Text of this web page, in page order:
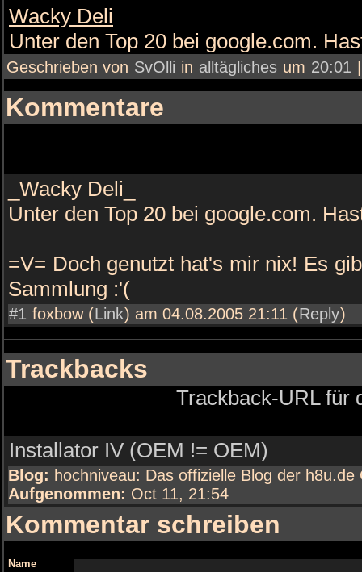
Wacky Deli
Unter den Top 20 bei google.com.
Geschrieben von SvOlli in alltägliches um 20:01
Kommentare
_Wacky Deli_
Unter den Top 20 bei google.com.
=V= Doch genutzt hat's mir nix! Es
Sammlung :'(
#1 foxbow (Link) am 04.08.2005 21:11 (Reply)
Trackbacks
Trackback-URL für
Installator IV (OEM != OEM)
Blog: hochniveau: Das offizielle Blog der h8u.de
Aufgenommen: Oct 11, 21:54
Kommentar schreiben
Name